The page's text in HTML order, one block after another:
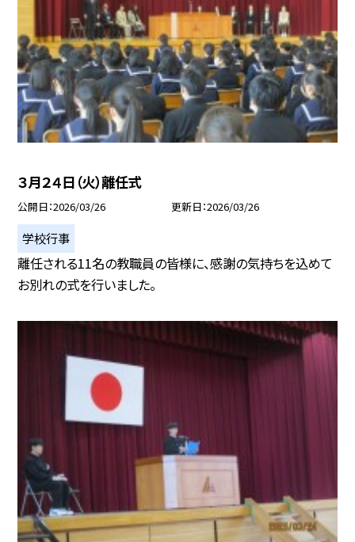
３月２４日（火）離任式
公開日 2026/03/26 更新日 2026/03/26
学校行事
離任される11名の教職員の皆様に、感謝の気持ちを込めて
お別れの式を行いました。